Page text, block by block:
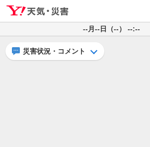
--月--日（--） --:--
災害状況・コメント